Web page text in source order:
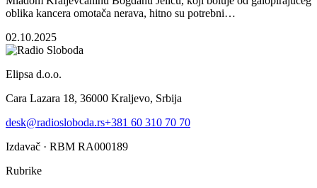
oblika kancera omotača nerava, hitno su potrebni…
02.10.2025
Elipsa d.o.o.
Cara Lazara 18, 36000 Kraljevo, Srbija
desk@radiosloboda.rs+381 60 310 70 70
Izdavač · RBM RA000189
Rubrike